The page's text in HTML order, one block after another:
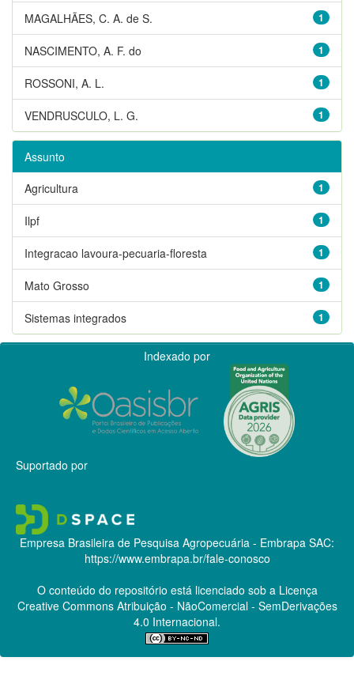
1
MAGALHÃES, C. A. de S.
1
NASCIMENTO, A. F. do
1
ROSSONI, A. L.
1
VENDRUSCULO, L. G.
Assunto
1
Agricultura
1
Ilpf
1
Integracao lavoura-pecuaria-floresta
1
Mato Grosso
1
Sistemas integrados
Indexado por
Suportado por
Empresa Brasileira de Pesquisa Agropecuária - Embrapa SAC:
https://www.embrapa.br/fale-conosco
O conteúdo do repositório está licenciado sob a Licença
Creative CommonsAtribuição - NãoComercial - SemDerivações
4.0 Internacional.